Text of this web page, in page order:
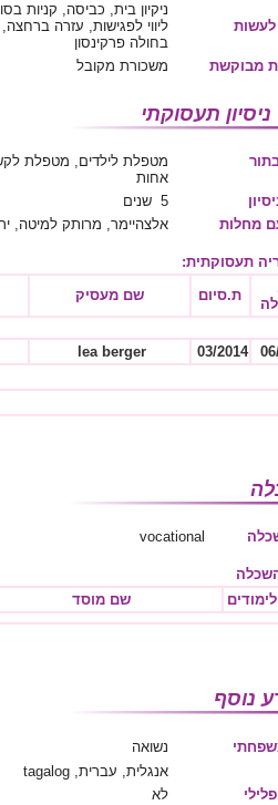
לעשות
ניקיון בית, כביסה, קניות
ליווי לפגישות, עזרה
בחולה פרקינסון
מבוקשת
משכורת מקובל
תעסוקתי
מטפלת לילדים, מטפלת
אחות
5 שנים
מחלות
אלצהיימר, מרותק למיטה,
תעסוקתית:
ת.סיום שם מעסיק
03/2014
lea berger
vocational
שם מוסד
נוסף
נשואה
אנגלית, עברית, tagalog
לא